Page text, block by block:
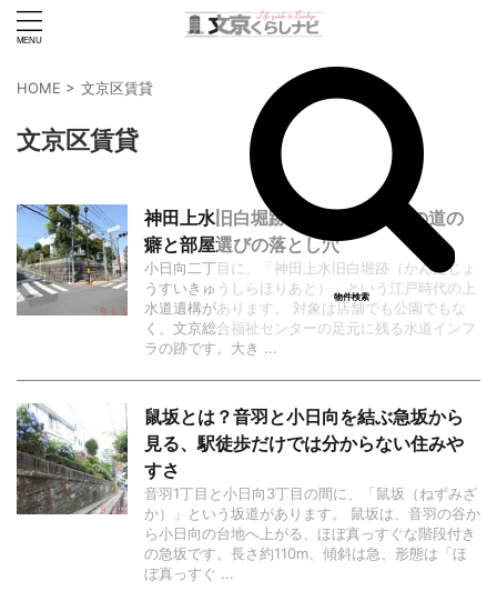
物件検索
HOME > 文京区賃貸
文京区賃貸
神田上水旧白堀跡とは？江戸川橋の道の
癖と部屋選びの落とし穴
小日向二丁目に、「神田上水旧白堀跡（かんだじょ
うすいきゅうしらほりあと）」という江戸時代の上
水道遺構があります。 対象は店舗でも公園でもな
く、文京総合福祉センターの足元に残る水道インフ
ラの跡です。大き ...
鼠坂とは？音羽と小日向を結ぶ急坂から
見る、駅徒歩だけでは分からない住みや
すさ
音羽1丁目と小日向3丁目の間に、「鼠坂（ねずみざ
か）」という坂道があります。 鼠坂は、音羽の谷か
ら小日向の台地へ上がる、ほぼ真っすぐな階段付き
の急坂です。長さ約110m、傾斜は急、形態は「ほ
ぼ真っすぐ ...